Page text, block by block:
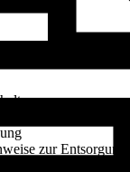
Schlüssel
zur Entsorgung